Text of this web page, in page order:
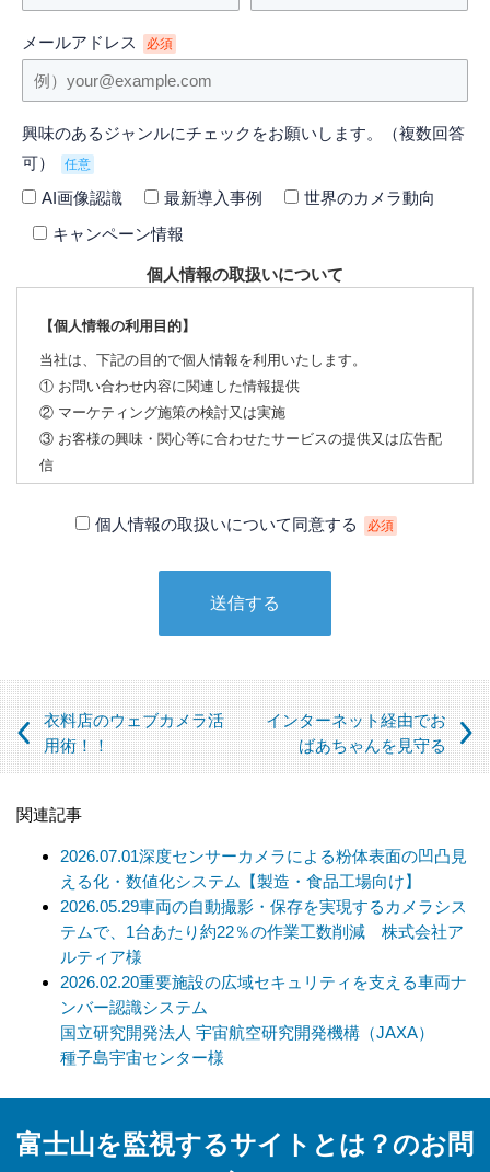
メールアドレス 必須
興味のあるジャンルにチェックをお願いします。（複数回答
可）
任意
AI画像認識 最新導入事例
世界のカメラ動向
キャンペーン情報
個人情報の取扱いについて
【個人情報の利用目的】
当社は、下記の目的で個人情報を利用いたします。
① お問い合わせ内容に関連した情報提供
② マーケティング施策の検討又は実施
③ お客様の興味・関心等に合わせたサービスの提供又は広告配
信
当社は、下記の場合を除いて個人情報を第三者に提供すること
（この場合においても、適切な社内手続を経て行います）
【個人情報の取扱いを委託する場合について】
当社は、利用目的の達成に必要な範囲内において個人情報の取
当社の基準に従って委託先を選定し、機密保持契約を締結しま
す。委託先に対しては個人情報の適切な取扱いを監督指導しま
す。
【個人情報の開示等の請求について】
当社は、開示対象個人情報の「利用目的の通知」「開示」「訂
正、追加、削除」「利用又は提供の拒否」の請求に応じており
ます。
上記事項を請求される場合は、当社「個人情報窓口」までお知
らせください。
【個人情報提供の任意性及びその結果について】
当社への個人情報の提供については本人の任意です。ただし、
提供頂けない個人情報の種類によっては、【個人情報の利用目
個人情報の取扱いについて同意する 必須
衣料店のウェブカメラ活
用術！！
インターネット経由でお
ばあちゃんを見守る
関連記事
2026.07.01深度センサーカメラによる粉体表面の凹凸見
える化・数値化システム【製造・食品工場向け】
2026.05.29車両の自動撮影・保存を実現するカメラシス
テムで、1台あたり約22％の作業工数削減 株式会社ア
ルティア様
2026.02.20重要施設の広域セキュリティを支える車両ナ
ンバー認識システム
国立研究開発法人 宇宙航空研究開発機構（JAXA）
種子島宇宙センター様
富士山を監視するサイトとは？のお問